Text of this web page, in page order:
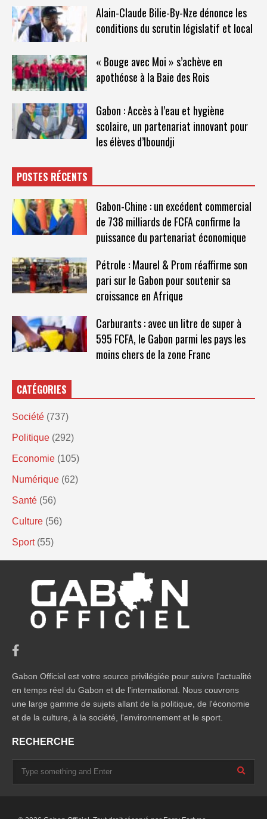
Alain-Claude Bilie-By-Nze dénonce les
conditions du scrutin législatif et local
« Bouge avec Moi » s’achève en
apothéose à la Baie des Rois
Gabon : Accès à l’eau et hygiène
scolaire, un partenariat innovant pour
les élèves d’Iboundji
POSTES RÉCENTS
Gabon-Chine : un excédent commercial
de 738 milliards de FCFA confirme la
puissance du partenariat économique
Pétrole : Maurel & Prom réaffirme son
pari sur le Gabon pour soutenir sa
croissance en Afrique
Carburants : avec un litre de super à
595 FCFA, le Gabon parmi les pays les
moins chers de la zone Franc
CATÉGORIES
Société (737)
Politique (292)
Economie (105)
Numérique (62)
Santé (56)
Culture (56)
Sport (55)
Gabon Officiel est votre source privilégiée pour suivre l'actualité
en temps réel du Gabon et de l'international. Nous couvrons
une large gamme de sujets allant de la politique, de l'économie
et de la culture, à la société, l'environnement et le sport.
RECHERCHE